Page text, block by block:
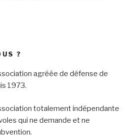
?
agréée de défense de
1973.
totalement indépendante
qui ne demande et ne